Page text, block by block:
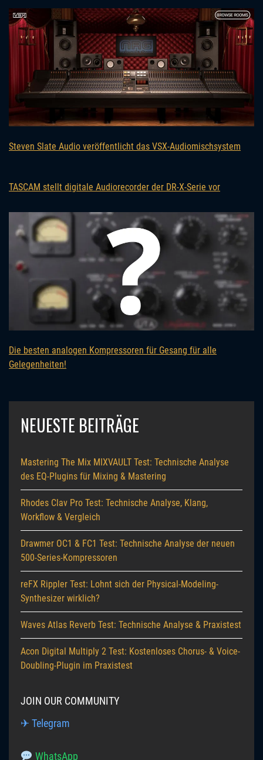
Steven Slate Audio veröffentlicht das VSX-Audiomischsystem
TASCAM stellt digitale Audiorecorder der DR-X-Serie vor
Die besten analogen Kompressoren für Gesang für alle
Gelegenheiten!
NEUESTE BEITRÄGE
Mastering The Mix MIXVAULT Test: Technische Analyse
des EQ-Plugins für Mixing & Mastering
Rhodes Clav Pro Test: Technische Analyse, Klang,
Workflow & Vergleich
Drawmer OC1 & FC1 Test: Technische Analyse der neuen
500-Series-Kompressoren
reFX Rippler Test: Lohnt sich der Physical-Modeling-
Synthesizer wirklich?
Waves Atlas Reverb Test: Technische Analyse & Praxistest
Acon Digital Multiply 2 Test: Kostenloses Chorus- & Voice-
Doubling-Plugin im Praxistest
JOIN OUR COMMUNITY
✈ Telegram
WhatsApp